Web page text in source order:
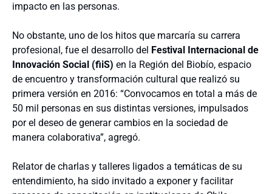
impacto en las personas.
No obstante, uno de los hitos que marcaría su carrera
profesional, fue el desarrollo del Festival Internacional de
Innovación Social (fiiS) en la Región del Biobío, espacio
de encuentro y transformación cultural que realizó su
primera versión en 2016: “Convocamos en total a más de
50 mil personas en sus distintas versiones, impulsados
por el deseo de generar cambios en la sociedad de
manera colaborativa”, agregó.
Relator de charlas y talleres ligados a temáticas de su
entendimiento, ha sido invitado a exponer y facilitar